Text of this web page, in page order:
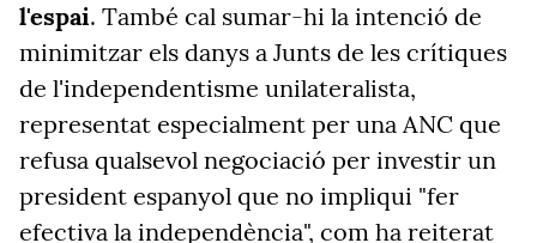
l'espai. També cal sumar-hi la intenció de
minimitzar els danys a Junts de les crítiques
de l'independentisme unilateralista,
representat especialment per una ANC que
refusa qualsevol negociació per investir un
president espanyol que no impliqui "fer
efectiva la independència", com ha reiterat